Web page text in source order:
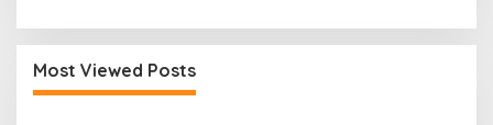
Most Viewed Posts